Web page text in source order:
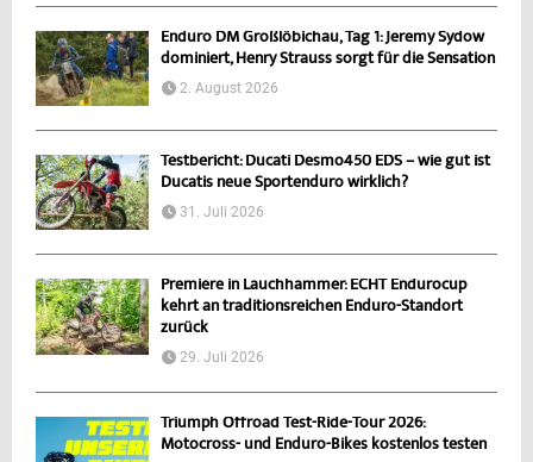
Enduro DM Großlöbichau, Tag 1: Jeremy Sydow
dominiert, Henry Strauss sorgt für die Sensation
2. August 2026
Testbericht: Ducati Desmo450 EDS – wie gut ist
Ducatis neue Sportenduro wirklich?
31. Juli 2026
Premiere in Lauchhammer: ECHT Endurocup
kehrt an traditionsreichen Enduro-Standort
zurück
29. Juli 2026
Triumph Offroad Test-Ride-Tour 2026:
Motocross- und Enduro-Bikes kostenlos testen